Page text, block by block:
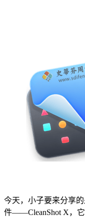
今天，小子要来分享
件——CleanShot X，它